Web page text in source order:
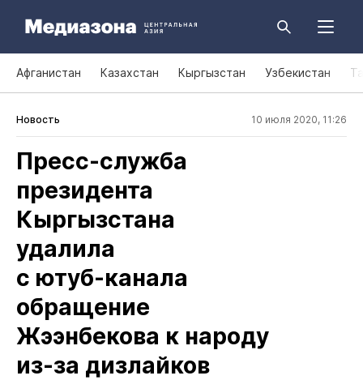
Афганистан Казахстан Кыргызстан Узбекистан
Новость 10 июля 2020, 11:26
Пресс‑служба
президента
Кыргызстана
удалила
с ютуб‑канала
обращение
Жээнбекова к народу
из‑за дизлайков